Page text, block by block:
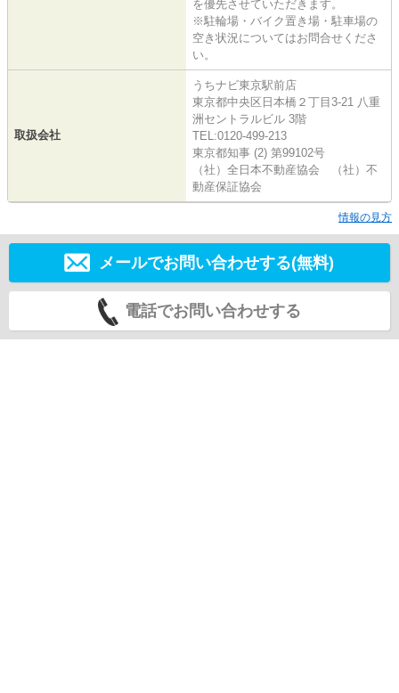
を優先させていただきます。
※駐輪場・バイク置き場・駐車場の
空き状況についてはお問合せくださ
い。
取扱会社
うちナビ東京駅前店
東京都中央区日本橋２丁目3-21 八重
洲セントラルビル 3階
TEL:0120-499-213
東京都知事 (2) 第99102号
（社）全日本不動産協会 （社）不
動産保証協会
情報の見方
メールでお問い合わせする(無料)
電話でお問い合わせする